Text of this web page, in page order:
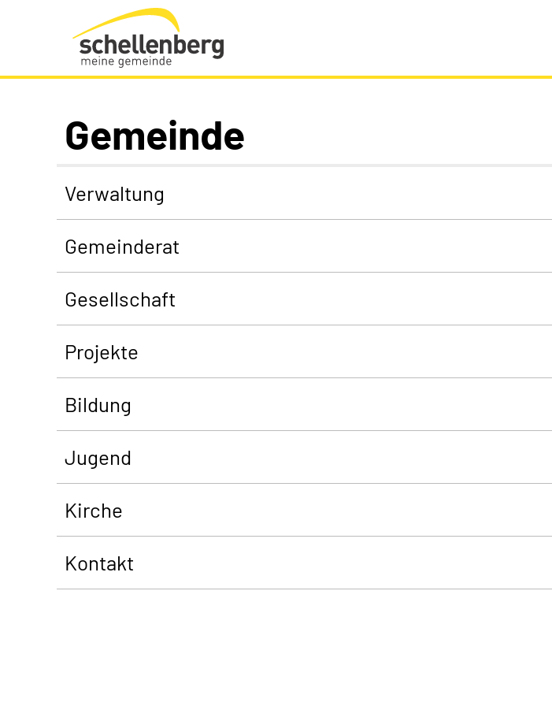
Gemeinde Schellenberg Startseite
Gemeinde
Verwaltung
Gemeinderat
Gesellschaft
Projekte
Bildung
Jugend
Kirche
Kontakt